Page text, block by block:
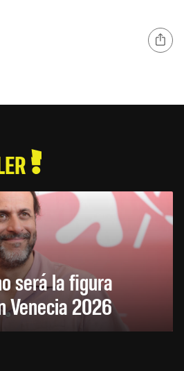
será la figura
Venecia 2026